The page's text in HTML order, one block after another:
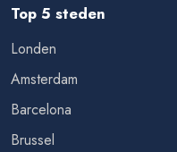
Top 5 steden
Londen
Amsterdam
Barcelona
Brussel